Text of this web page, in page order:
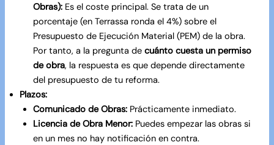
Obras):Es el coste principal. Se trata de un
porcentaje (en Terrassa ronda el 4%) sobre el
Presupuesto de Ejecución Material (PEM) de la obra.
Por tanto, a la pregunta de cuánto cuesta un permiso
de obra, la respuesta es que depende directamente
del presupuesto de tu reforma.
Plazos:
Comunicado de Obras:Prácticamente inmediato.
Licencia de Obra Menor:Puedes empezar las obras si
en un mes no hay notificación en contra.